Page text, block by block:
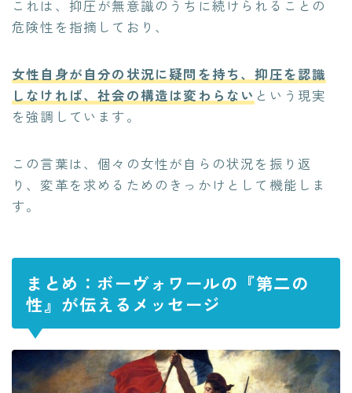
これは、抑圧が無意識のうちに続けられることの
危険性を指摘しており、
女性自身が自分の状況に疑問を持ち、抑圧を認識
しなければ、社会の構造は変わらない という現実
を強調しています。
この言葉は、個々の女性が自らの状況を振り返
り、変革を求めるためのきっかけとして機能しま
す。
まとめ：ボーヴォワールの『第二の
性』が伝えるメッセージ